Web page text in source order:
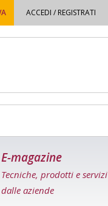
ACCEDI / REGISTRATI
E-magazine
Tecniche, prodotti e servizi
dalle aziende